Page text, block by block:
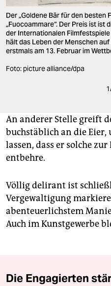
Der „Goldene Bär für den besten
„Fuocoammare“. Der Preis ist ist
der Internationalen Filmfestspiele
hält das Leben der Menschen
erstmals am 13. Februar im
Foto: picture alliance/dpa
1
An anderer Stelle greift
buchstäblich an die Eier,
lassen, dass er solche
entbehre.
Völlig delirant ist
Vergewaltigung
abenteuerlichstem
Auch im Kunstgewerbe
Die Engagierten